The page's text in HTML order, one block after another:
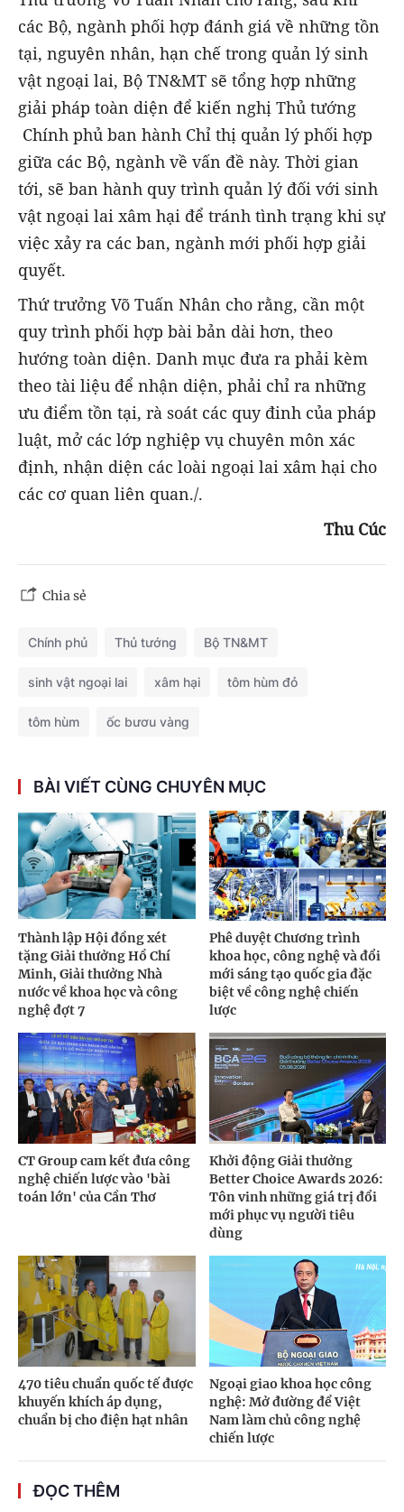
các Bộ, ngành phối hợp đánh giá về những tồn
tại, nguyên nhân, hạn chế trong quản lý sinh
vật ngoại lai, Bộ TN&MT sẽ tổng hợp những
giải pháp toàn diện để kiến nghị Thủ tướng
Chính phủ ban hành Chỉ thị quản lý phối hợp
giữa các Bộ, ngành về vấn đề này. Thời gian
tới, sẽ ban hành quy trình quản lý đối với sinh
vật ngoại lai xâm hại để tránh tình trạng khi sự
việc xảy ra các ban, ngành mới phối hợp giải
quyết.
Thứ trưởng Võ Tuấn Nhân cho rằng, cần một
quy trình phối hợp bài bản dài hơn, theo
hướng toàn diện. Danh mục đưa ra phải kèm
theo tài liệu để nhận diện, phải chỉ ra những
ưu điểm tồn tại, rà soát các quy đinh của pháp
luật, mở các lớp nghiệp vụ chuyên môn xác
định, nhận diện các loài ngoại lai xâm hại cho
các cơ quan liên quan./.
Thu Cúc
Chia sẻ
Chính phủ Thủ tướng Bộ TN&MT
sinh vật ngoại lai xâm hại tôm hùm đỏ
tôm hùm ốc bươu vàng
BÀI VIẾT CÙNG CHUYÊN MỤC
Thành lập Hội đồng xét
tặng Giải thưởng Hồ Chí
Minh, Giải thưởng Nhà
nước về khoa học và công
nghệ đợt 7
Phê duyệt Chương trình
khoa học, công nghệ và đổi
mới sáng tạo quốc gia đặc
biệt về công nghệ chiến
lược
CT Group cam kết đưa công
nghệ chiến lược vào 'bài
toán lớn' của Cần Thơ
Khởi động Giải thưởng
Better Choice Awards 2026:
Tôn vinh những giá trị đổi
mới phục vụ người tiêu
dùng
470 tiêu chuẩn quốc tế được
khuyến khích áp dụng,
chuẩn bị cho điện hạt nhân
Ngoại giao khoa học công
nghệ: Mở đường để Việt
Nam làm chủ công nghệ
chiến lược
ĐỌC THÊM